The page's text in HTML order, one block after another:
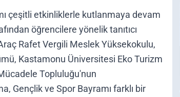
çeşitli etkinliklerle kutlanmaya devam
öğrencilere yönelik tanıtıcı
Rafet Vergili Meslek Yüksekokulu,
Kastamonu Üniversitesi Eko Turizm
Topluluğu'nun
Gençlik ve Spor Bayramı farklı bir